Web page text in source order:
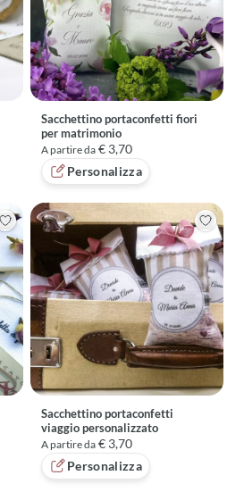
Sacchettino portaconfetti fiori
per matrimonio
A partire da € 3,70
Personalizza
Sacchettino portaconfetti
viaggio personalizzato
A partire da € 3,70
Personalizza